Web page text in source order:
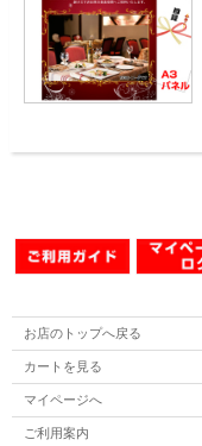
お店のトップへ戻る
カートを見る
マイページへ
ご利用案内